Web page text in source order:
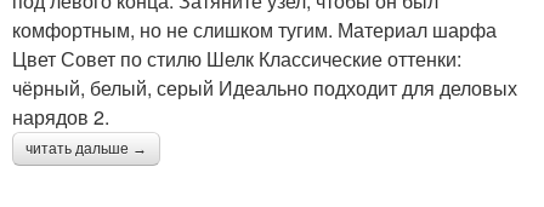
комфортным, но не слишком тугим. Материал шарфа
Цвет Совет по стилю Шелк Классические оттенки:
чёрный, белый, серый Идеально подходит для деловых
нарядов 2.
читать дальше →